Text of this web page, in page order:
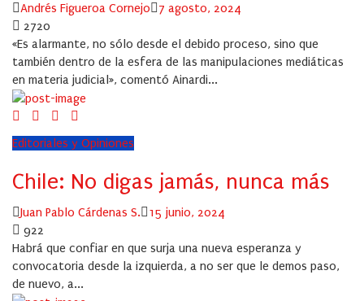
Author
Andrés Figueroa Cornejo
Posted
7 agosto, 2024
2720
«Es alarmante, no sólo desde el debido proceso, sino que
también dentro de la esfera de las manipulaciones mediáticas
en materia judicial», comentó Ainardi...
Editoriales y Opiniones
Chile: No digas jamás, nunca más
Author
Juan Pablo Cárdenas S.
Posted
15 junio, 2024
922
Habrá que confiar en que surja una nueva esperanza y
convocatoria desde la izquierda, a no ser que le demos paso,
de nuevo, a...